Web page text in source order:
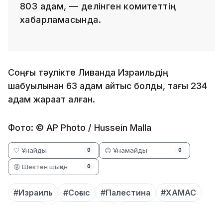
803 адам, — делінген комитеттің
хабарламасында.
Соңғы тәулікте Ливанда Израильдің
шабуылынан 63 адам қайтыс болды, тағы 234
адам жарақат алған.
Фото: © AP Photo / Hussein Malla
🤍 Ұнайды 0 😞 Ұнамайды 0
😡 Шектен шыққан 0
#Израиль #Соғыс #Палестина
#ХАМАС